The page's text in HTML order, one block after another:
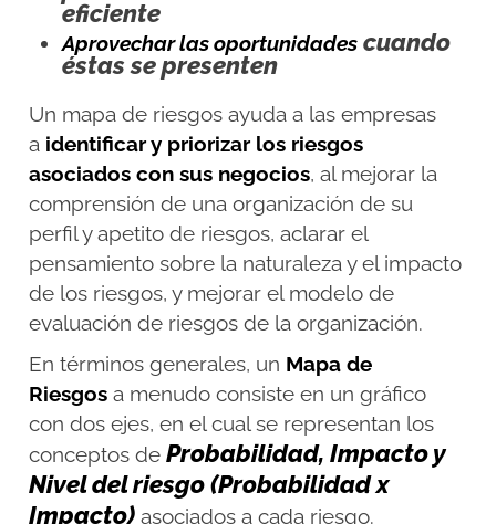
eficiente
Aprovechar las oportunidades cuando
éstas se presenten
Un mapa de riesgos ayuda a las empresas
a identificar y priorizar los riesgos
asociados con sus negocios, al mejorar la
comprensión de una organización de su
perfil y apetito de riesgos, aclarar el
pensamiento sobre la naturaleza y el impacto
de los riesgos, y mejorar el modelo de
evaluación de riesgos de la organización.
En términos generales, un Mapa de
Riesgos a menudo consiste en un gráfico
con dos ejes, en el cual se representan los
conceptos deProbabilidad, Impacto y
Nivel del riesgo (Probabilidad x
Impacto) asociados a cada riesgo.